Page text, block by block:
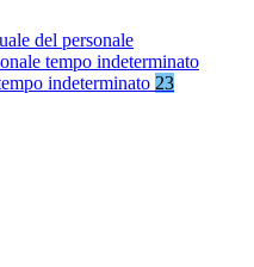
del personale
tempo indeterminato
indeterminato 23